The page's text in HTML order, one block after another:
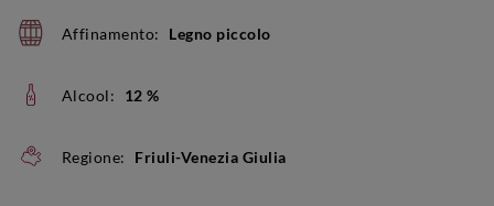
Affinamento: Legno piccolo
Alcool: 12 %
Regione: Friuli-Venezia Giulia